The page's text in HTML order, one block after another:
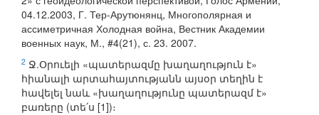
04.12.2003, Г. Тер-Арутюнянц, Многополярная и
ассиметричная Холодная война, Вестник Академии
военных наук, М., #4(21), с. 23. 2007.
2 Ջ.Օրուելի «պատերազմը խաղաղություն է»
հիանալի արտահայտությանն այսօր տեղին է
հավելել նաև «խաղաղությունը պատերազմ է»
բառերը (տե՛ս [1])։